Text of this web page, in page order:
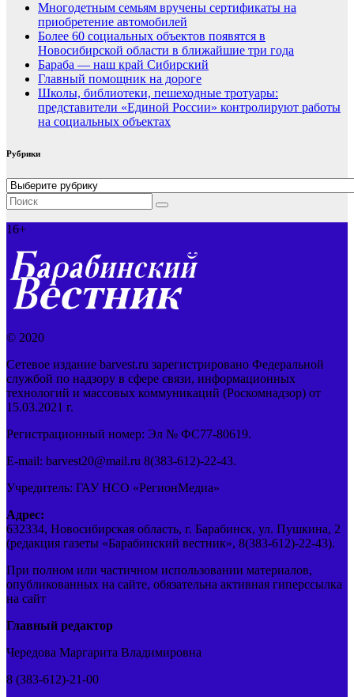
Многодетным семьям вручены сертификаты на
приобретение автомобилей
Более 60 социальных объектов появятся в
Новосибирской области в ближайшие три года
Бараба — наш край Сибирский
Главный помощник на дороге
Школы, библиотеки, пешеходные тротуары:
представители «Единой России» контролируют работы
на социальных объектах
Рубрики
Рубрики
16+
© 2020
Сетевое издание barvest.ru зарегистрировано Федеральной
службой по надзору в сфере связи, информационных
технологий и массовых коммуникаций (Роскомнадзор) от
15.03.2021 г.
Регистрационный номер: Эл № ФС77-80619.
E-mail: barvest20@mail.ru 8(383-612)-22-43.
Учредитель: ГАУ НСО «РегионМедиа»
Адрес:
632334, Новосибирская область, г. Барабинск, ул. Пушкина, 2
(редакция газеты «Барабинский вестник», 8(383-612)-22-43).
При полном или частичном использовании материалов,
опубликованных на сайте, обязательна активная гиперссылка
на сайт
Главный редактор
Чередова Маргарита Владимировна
8 (383-612)-21-00